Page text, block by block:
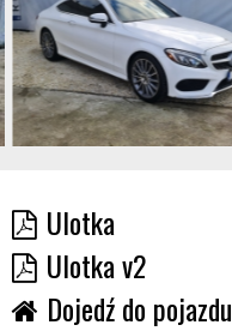
Ulotka
Ulotka v2
Dojedź do pojazdu